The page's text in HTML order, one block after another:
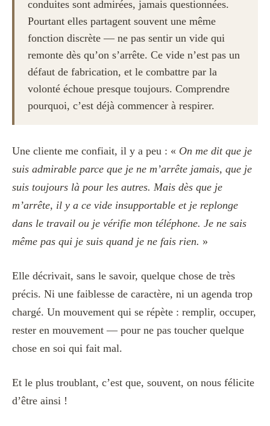
conduites sont admirées, jamais questionnées.
Pourtant elles partagent souvent une même
fonction discrète — ne pas sentir un vide qui
remonte dès qu’on s’arrête. Ce vide n’est pas un
défaut de fabrication, et le combattre par la
volonté échoue presque toujours. Comprendre
pourquoi, c’est déjà commencer à respirer.
Une cliente me confiait, il y a peu : « On me dit que je
suis admirable parce que je ne m’arrête jamais, que je
suis toujours là pour les autres. Mais dès que je
m’arrête, il y a ce vide insupportable et je replonge
dans le travail ou je vérifie mon téléphone. Je ne sais
même pas qui je suis quand je ne fais rien. »
Elle décrivait, sans le savoir, quelque chose de très
précis. Ni une faiblesse de caractère, ni un agenda trop
chargé. Un mouvement qui se répète : remplir, occuper,
rester en mouvement — pour ne pas toucher quelque
chose en soi qui fait mal.
Et le plus troublant, c’est que, souvent, on nous félicite
d’être ainsi !